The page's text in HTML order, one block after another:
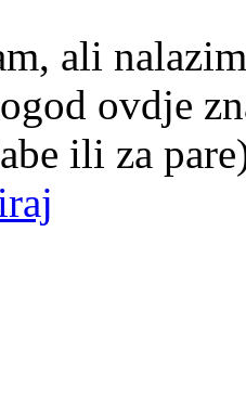
ali
ovdje
ili za